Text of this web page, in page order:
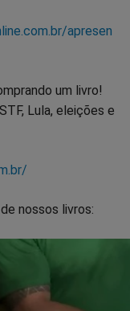
apresen
um livro!
Lula, eleições e
nossos livros: